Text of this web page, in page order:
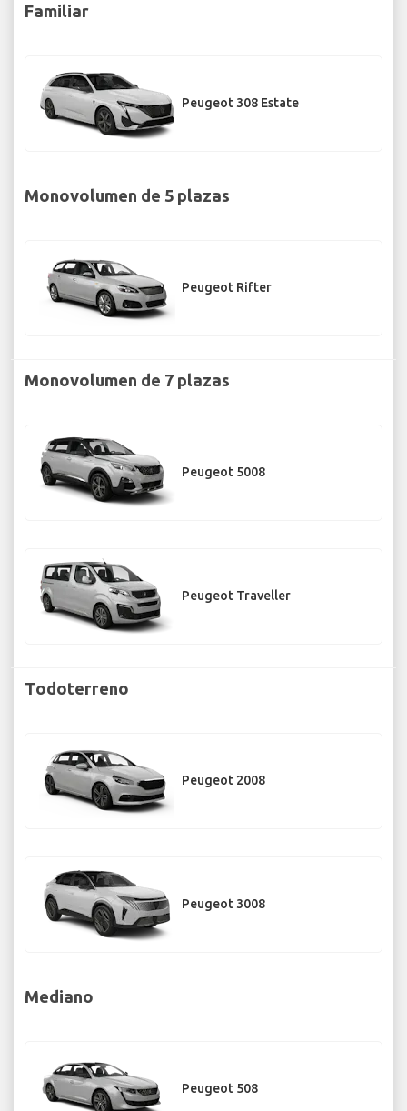
Familiar
Peugeot 308 Estate
Monovolumen de 5 plazas
Peugeot Rifter
Monovolumen de 7 plazas
Peugeot 5008
Peugeot Traveller
Todoterreno
Peugeot 2008
Peugeot 3008
Mediano
Peugeot 508